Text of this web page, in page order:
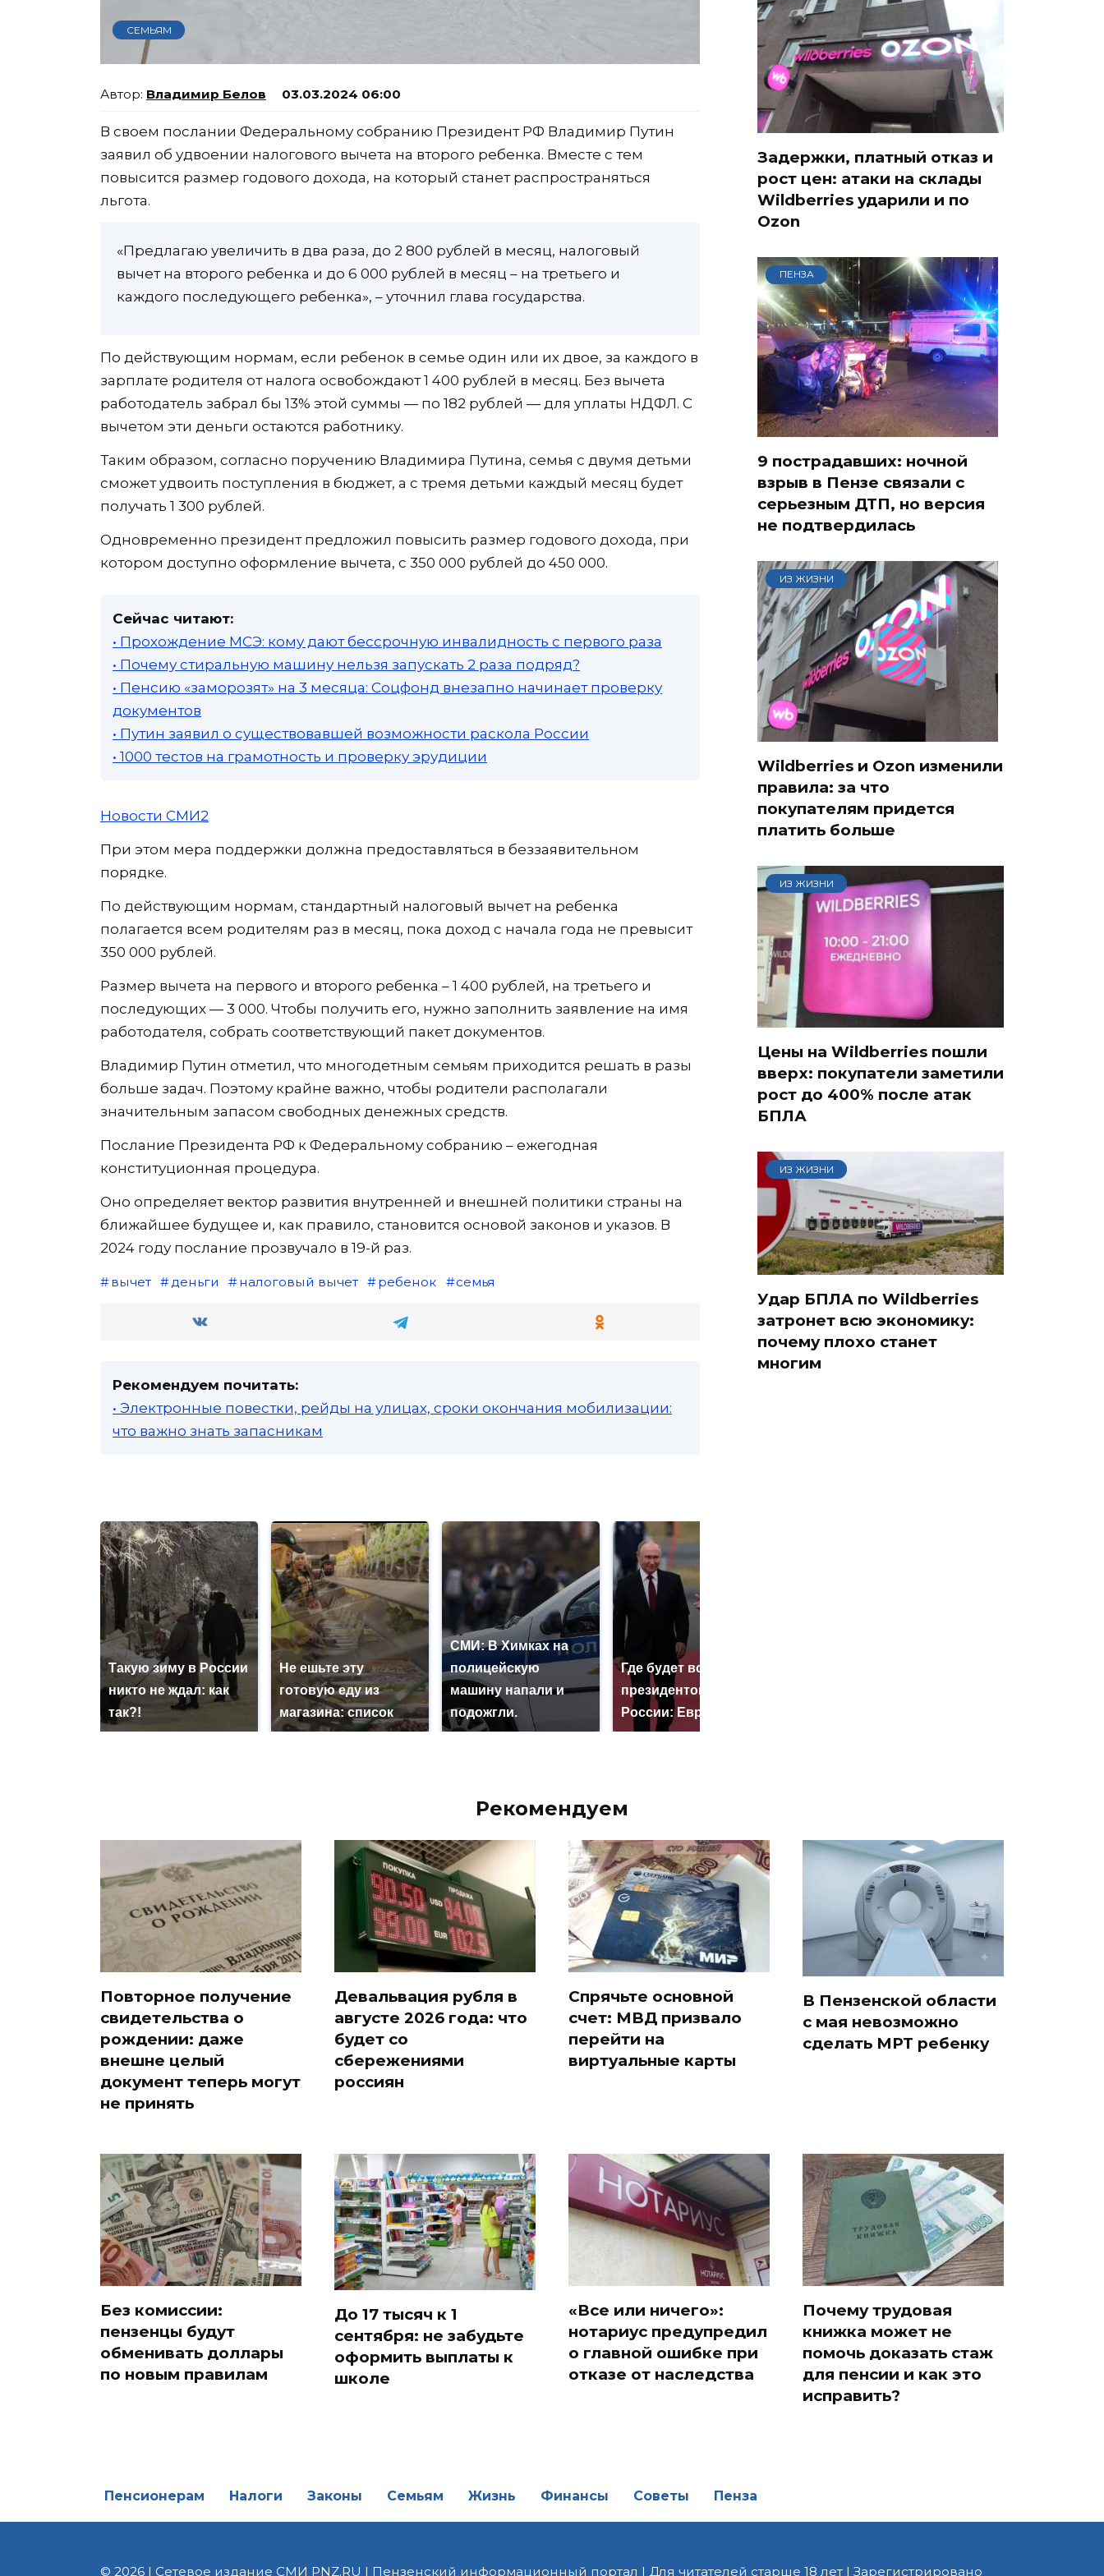
СЕМЬЯМ
Владимир Белов 03.03.2024 06:00
В своем послании Федеральному собранию Президент РФ Владимир Путин
заявил об удвоении налогового вычета на второго ребенка. Вместе с тем
повысится размер годового дохода, на который станет распространяться
льгота.
«Предлагаю увеличить в два раза, до 2 800 рублей в месяц, налоговый
вычет на второго ребенка и до 6 000 рублей в месяц – на третьего и
каждого последующего ребенка», – уточнил глава государства.
‌По действующим нормам, если ребенок в семье один или их двое, за каждого в
зарплате родителя от налога освобождают 1 400 рублей в месяц. Без вычета
работодатель забрал бы 13% этой суммы — по 182 рублей — для уплаты НДФЛ. С
вычетом эти деньги остаются работнику.
Таким образом, согласно поручению Владимира Путина, семья с двумя детьми
сможет удвоить поступления в бюджет, а с тремя детьми каждый месяц будет
получать 1 300 рублей.
Одновременно президент предложил повысить размер годового дохода, при
котором доступно оформление вычета, с 350 000 рублей до 450 000.
Сейчас читают:
• Прохождение МСЭ: кому дают бессрочную инвалидность с первого раза
• Почему стиральную машину нельзя запускать 2 раза подряд?
• Пенсию «заморозят» на 3 месяца: Соцфонд внезапно начинает проверку
документов
• Путин заявил о существовавшей возможности раскола России
• 1000 тестов на грамотность и проверку эрудиции
Новости СМИ2
При этом мера поддержки должна предоставляться в беззаявительном
порядке.
По действующим нормам, стандартный налоговый вычет на ребенка
полагается всем родителям раз в месяц, пока доход с начала года не превысит
350 000 рублей.
Размер вычета на первого и второго ребенка – 1 400 рублей, на третьего и
последующих — 3 000. Чтобы получить его, нужно заполнить заявление на имя
работодателя, собрать соответствующий пакет документов.
Владимир Путин отметил, что многодетным семьям приходится решать в разы
больше задач. Поэтому крайне важно, чтобы родители располагали
значительным запасом свободных денежных средств.
Послание Президента РФ к Федеральному собранию – ежегодная
конституционная процедура.
Оно определяет вектор развития внутренней и внешней политики страны на
ближайшее будущее и, как правило, становится основой законов и указов. В
2024 году послание прозвучало в 19-й раз.
вычет деньги налоговый вычет ребенок семья
Рекомендуем почитать:
• Электронные повестки, рейды на улицах, сроки окончания мобилизации:
что важно знать запасникам
Такую зиму в России
никто не ждал: как
так?!
Не ешьте эту
готовую еду из
магазина: список
СМИ: В Химках на
полицейскую
машину напали и
подожгли.
Где будет встреча
президентов США и
России: Европа?
Задержки, платный отказ и
рост цен: атаки на склады
Wildberries ударили и по
Ozon
ПЕНЗА
9 пострадавших: ночной
взрыв в Пензе связали с
серьезным ДТП, но версия
не подтвердилась
ИЗ ЖИЗНИ
Wildberries и Ozon изменили
правила: за что
покупателям придется
платить больше
ИЗ ЖИЗНИ
Цены на Wildberries пошли
вверх: покупатели заметили
рост до 400% после атак
БПЛА
ИЗ ЖИЗНИ
Удар БПЛА по Wildberries
затронет всю экономику:
почему плохо станет
многим
Рекомендуем
Повторное получение
свидетельства о
рождении: даже
внешне целый
документ теперь могут
не принять
Девальвация рубля в
августе 2026 года: что
будет со
сбережениями
россиян
Спрячьте основной
счет: МВД призвало
перейти на
виртуальные карты
В Пензенской области
с мая невозможно
сделать МРТ ребенку
Без комиссии:
пензенцы будут
обменивать доллары
по новым правилам
До 17 тысяч к 1
сентября: не забудьте
оформить выплаты к
школе
«Все или ничего»:
нотариус предупредил
о главной ошибке при
отказе от наследства
Почему трудовая
книжка может не
помочь доказать стаж
для пенсии и как это
исправить?
Пенсионерам Налоги Законы Семьям Жизнь Финансы Советы Пенза
© 2026 | Сетевое издание СМИ PNZ.RU | Пензенский информационный портал | Для читателей старше 18 лет | Зарегистрировано